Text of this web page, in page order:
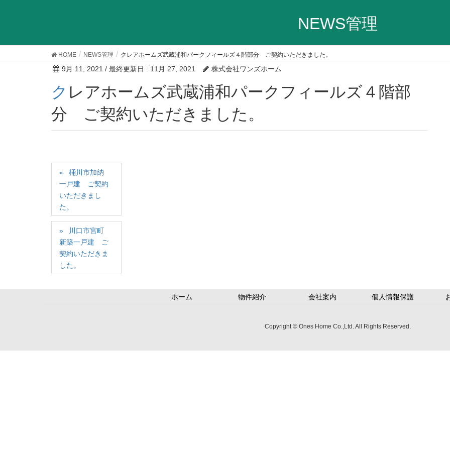
NEWS管理
HOME NEWS管理 クレアホームズ武蔵浦和パークフィールズ４階部分 ご契約いただきました。
9月 11, 2021 / 最終更新日 : 11月 27, 2021 株式会社ワンズホーム
クレアホームズ武蔵浦和パークフィールズ４階部
分 ご契約いただきました。
桶川市加納
一戸建 ご契約
いただきまし
た。
川口市宮町
新築一戸建 ご
契約いただきま
した。
ホーム 物件紹介 会社案内 個人情報保護
Copyright © Ones Home Co.,Ltd. All Rights Reserved.